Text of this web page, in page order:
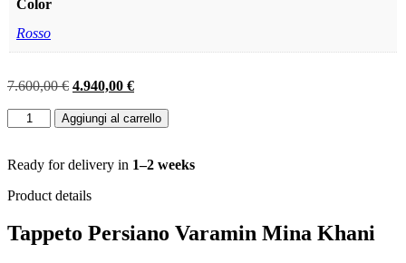
Color
Rosso
7.600,00€ Il
originale
4.940,00 €Il
attuale
TAPPETO
VERAMIN
ANTICO
CM
Aggiungi al carrello
Ready for delivery in 1–2 weeks
Product details
Tappeto Persiano Varamin Mina Khani